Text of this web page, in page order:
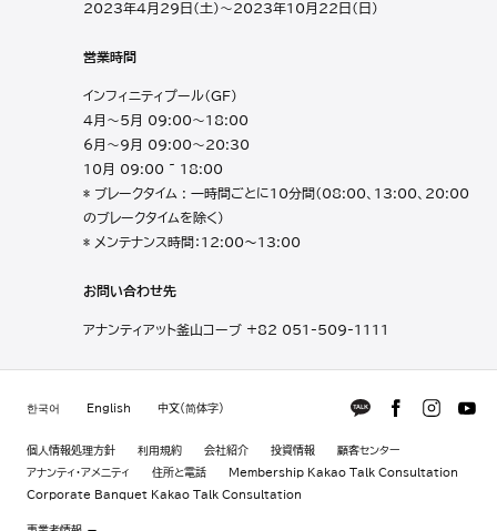
2023年4月29日(土)～2023年10月22日(日)
営業時間
インフィニティプール（GF）
4月～5月 09:00～18:00
6月～9月 09:00～20:30
10月 09:00 ~ 18:00
* ブレークタイム : 一時間ごとに10分間（08:00、13:00、20:00
のブレークタイムを除く）
* メンテナンス時間：12:00〜13:00
お問い合わせ先
アナンティアット釜山コーブ +82 051-509-1111
한국어 English 中文(简体字)
個人情報処理方針 利用規約 会社紹介 投資情報
顧客センター
アナンティ・アメニティ
住所と電話
Membership Kakao Talk Consultation
Corporate Banquet Kakao Talk Consultation